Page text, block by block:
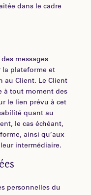
dans le cadre
des messages
la plateforme et
au Client. Le Client
à tout moment des
le lien prévu à cet
quant au
le cas échéant,
ainsi qu’aux
intermédiaire.
personnelles du